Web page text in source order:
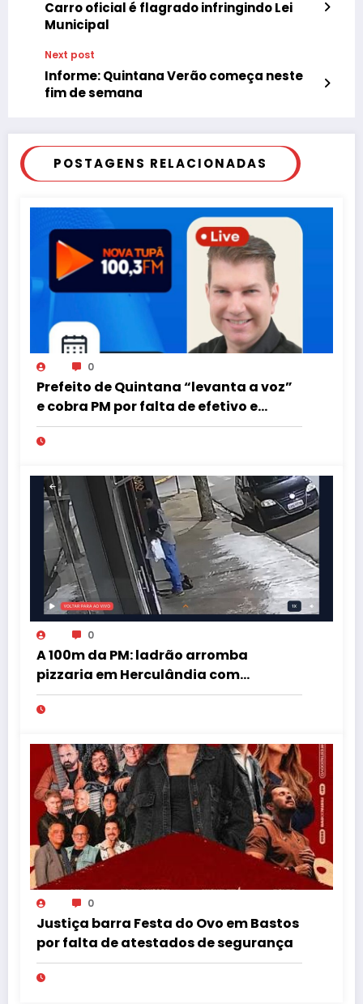
Carro oficial é flagrado infringindo Lei
Municipal
Next post
Informe: Quintana Verão começa neste
fim de semana
POSTAGENS RELACIONADAS
0
Prefeito de Quintana “levanta a voz”
e cobra PM por falta de efetivo e
viaturas na região
0
A 100m da PM: ladrão arromba
pizzaria em Herculândia com
patinete furtado
0
Justiça barra Festa do Ovo em Bastos
por falta de atestados de segurança